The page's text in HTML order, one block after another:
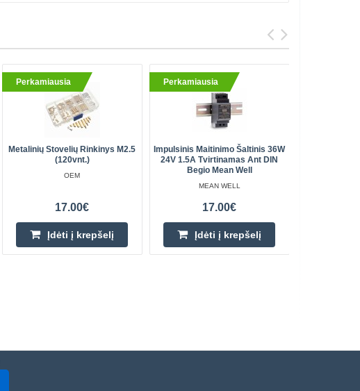
Perkamiausia
Metalinių Stovelių Rinkinys M2.5
(120vnt.)
OEM
17.00€
Įdėti į krepšelį
Perkamiausia
Impulsinis Maitinimo Šaltinis 36W
24V 1.5A Tvirtinamas Ant DIN
Begio Mean Well
MEAN WELL
17.00€
Įdėti į krepšelį